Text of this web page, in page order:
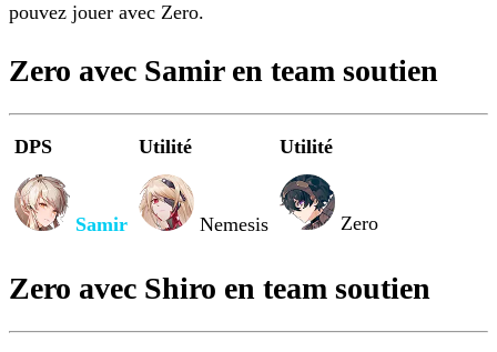
pouvez jouer avec Zero.
Zero avec Samir en team soutien
DPS Utilité Utilité
Samir Nemesis Zero
Zero avec Shiro en team soutien